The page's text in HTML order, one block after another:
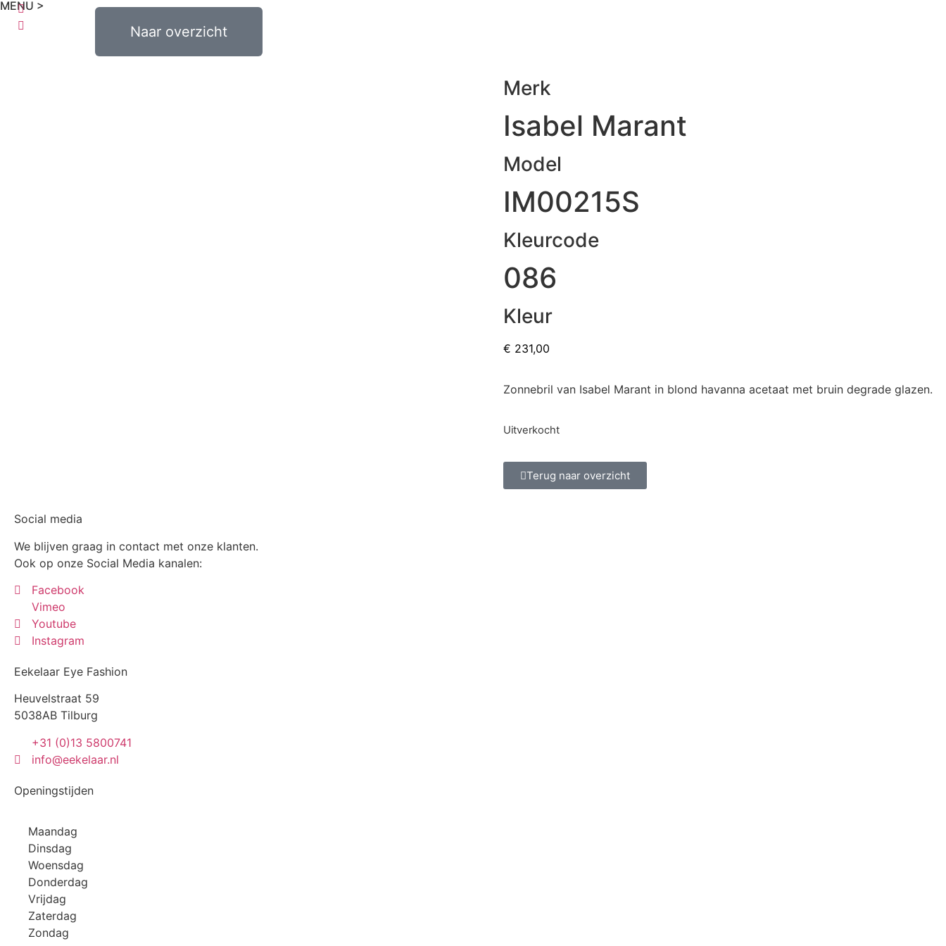
MENU >
Naar overzicht
0,00 0
Merk
Isabel Marant
Model
IM00215S
Kleurcode
086
Kleur
€ 231,00
Zonnebril van Isabel Marant in blond havanna acetaat met bruin degrade glazen.
Uitverkocht
Terug naar overzicht
Social media
We blijven graag in contact met onze klanten.
Ook op onze Social Media kanalen:
Facebook
Vimeo
Youtube
Instagram
Eekelaar Eye Fashion
Heuvelstraat 59
5038AB Tilburg
+31 (0)13 5800741
info@eekelaar.nl
Openingstijden
Maandag
Dinsdag
Woensdag
Donderdag
Vrijdag
Zaterdag
Zondag